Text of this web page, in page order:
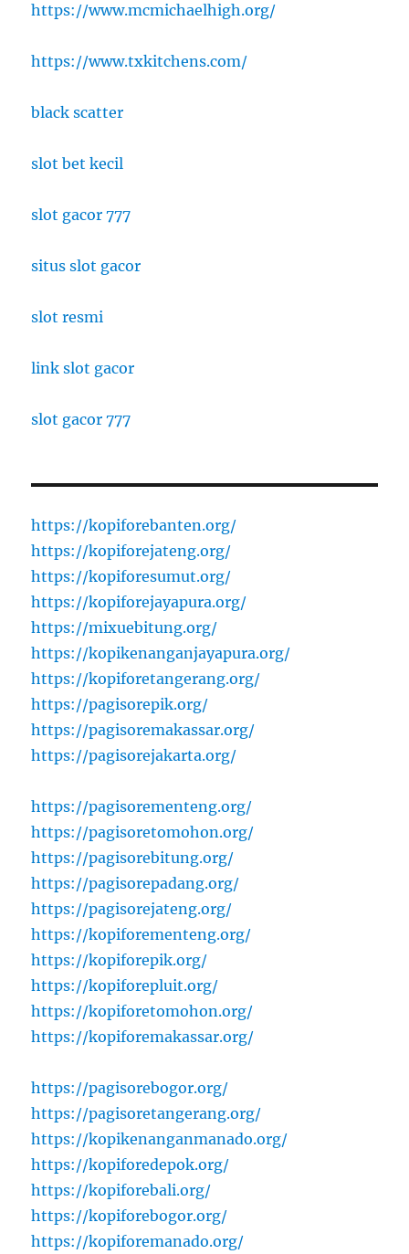
https://www.mcmichaelhigh.org/
https://www.txkitchens.com/
black scatter
slot bet kecil
slot gacor 777
situs slot gacor
slot resmi
link slot gacor
slot gacor 777
https://kopiforebanten.org/
https://kopiforejateng.org/
https://kopiforesumut.org/
https://kopiforejayapura.org/
https://mixuebitung.org/
https://kopikenanganjayapura.org/
https://kopiforetangerang.org/
https://pagisorepik.org/
https://pagisoremakassar.org/
https://pagisorejakarta.org/
https://pagisorementeng.org/
https://pagisoretomohon.org/
https://pagisorebitung.org/
https://pagisorepadang.org/
https://pagisorejateng.org/
https://kopiforementeng.org/
https://kopiforepik.org/
https://kopiforepluit.org/
https://kopiforetomohon.org/
https://kopiforemakassar.org/
https://pagisorebogor.org/
https://pagisoretangerang.org/
https://kopikenanganmanado.org/
https://kopiforedepok.org/
https://kopiforebali.org/
https://kopiforebogor.org/
https://kopiforemanado.org/